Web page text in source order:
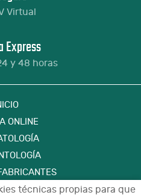
técnicas propias para que
Virtual
Express
y 48 horas
ONLINE